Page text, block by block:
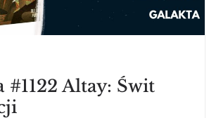
#1122 Altay: Świt